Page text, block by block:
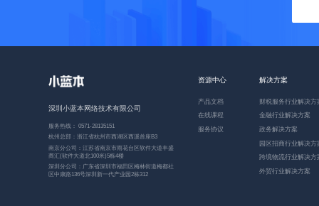
深圳小蓝本网络技术有限公司
服务热线： 0571-28135151
杭州总部：浙江省杭州市西湖区西溪首座B3
南京分公司：江苏省南京市雨花台区软件大道丰盛
商汇(软件大道北100米)5栋4楼
深圳分公司：广东省深圳市福田区梅林街道梅都社
区中康路136号深圳新一代产业园2栋312
资源中心
产品文档
在线课程
服务协议
解决方案
财税服务行业解决方
金融行业解决方案
政务解决方案
园区招商行业解决方
跨境物流行业解决方
外贸行业解决方案